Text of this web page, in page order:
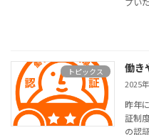
トピックス 働き
2025
昨年
証制
の認